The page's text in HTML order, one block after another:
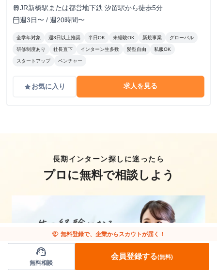
trainJR新橋駅または都営地下鉄 汐留駅から徒歩5分
calendar_today週3日〜 / 週20時間〜
全学年対象 週3日以上推奨 半日OK 未経験OK 新規事業 グローバル
研修制度あり 社長直下 インターン生多数 髪型自由 私服OK
スタートアップ ベンチャー
gradeお気に入り 求人を見る
長期インターン探しに迷ったら
プロに無料で相談しよう
handshake 無料登録で、企業からスカウトが届く！
support_agent
無料相談
会員登録する(無料)